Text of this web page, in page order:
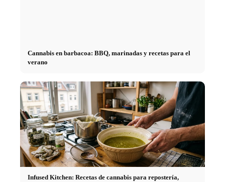
Cannabis en barbacoa: BBQ, marinadas y recetas para el
verano
Infused Kitchen: Recetas de cannabis para repostería,